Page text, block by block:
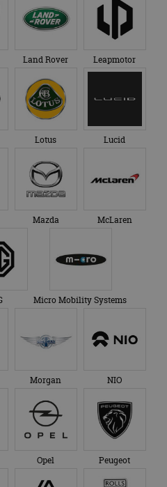
Mazda McLaren
Micro Mobility Systems
Morgan NIO
Peugeot
Renault Rolls-Royce
Smart SsangYong